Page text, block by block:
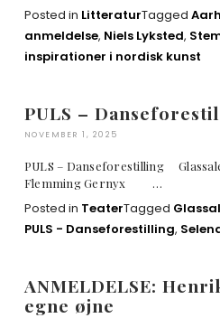
Posted in LitteraturTagged
anmeldelse, Niels Lyksted,
inspirationer i nordisk kunst
PULS –
NOVEMBER 1, 2025
PULS – Danseforestilling
Flemming Gernyx …
Posted in TeaterTagged
PULS - Danseforestilling,
ANMELDELSE:
egne øjne